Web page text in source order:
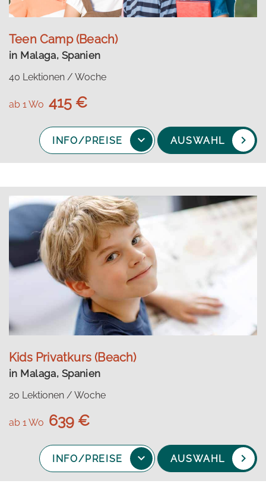
Teen Camp (Beach)
in Malaga, Spanien
40 Lektionen / Woche
ab 1 Wo 415 €
INFO/PREISE AUSWAHL
Kids Privatkurs (Beach)
in Malaga, Spanien
20 Lektionen / Woche
ab 1 Wo 639 €
INFO/PREISE AUSWAHL